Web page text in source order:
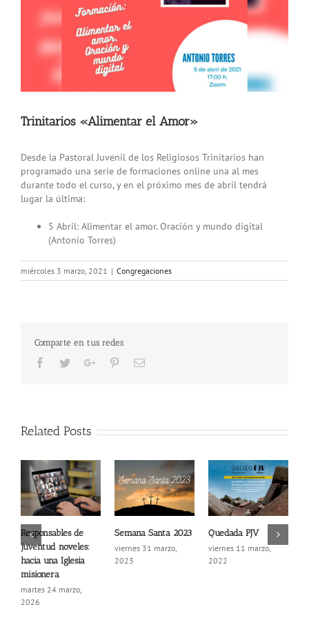
Trinitarios «Alimentar el Amor»
Desde la Pastoral Juvenil de los Religiosos Trinitarios han
programado una serie de formaciones online una al mes
durante todo el curso, y en el próximo mes de abril tendrá
lugar la última:
5 Abril: Alimentar el amor. Oración y mundo digital
(Antonio Torres)
miércoles 3 marzo, 2021 | Congregaciones
Comparte en tus redes
Facebook
TwitterGoogle+PinterestEmail
Related Posts
Responsables de
juventud noveles:
hacia una Iglesia
misionera
martes 24 marzo,
2026
Semana Santa 2023
viernes 31 marzo,
2023
Quedada PJV
viernes 11 marzo,
2022